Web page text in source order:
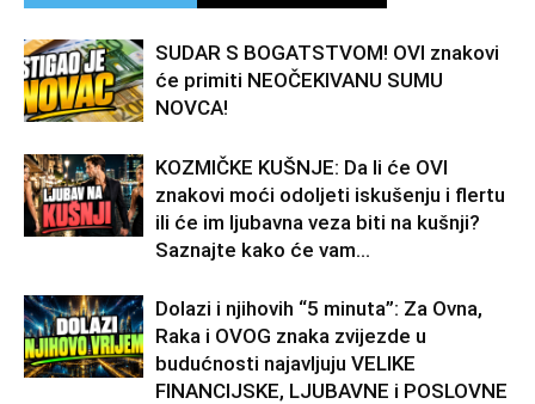
SUDAR S BOGATSTVOM! OVI znakovi
će primiti NEOČEKIVANU SUMU
NOVCA!
KOZMIČKE KUŠNJE: Da li će OVI
znakovi moći odoljeti iskušenju i flertu
ili će im ljubavna veza biti na kušnji?
Saznajte kako će vam...
Dolazi i njihovih “5 minuta”: Za Ovna,
Raka i OVOG znaka zvijezde u
budućnosti najavljuju VELIKE
FINANCIJSKE, LJUBAVNE i POSLOVNE